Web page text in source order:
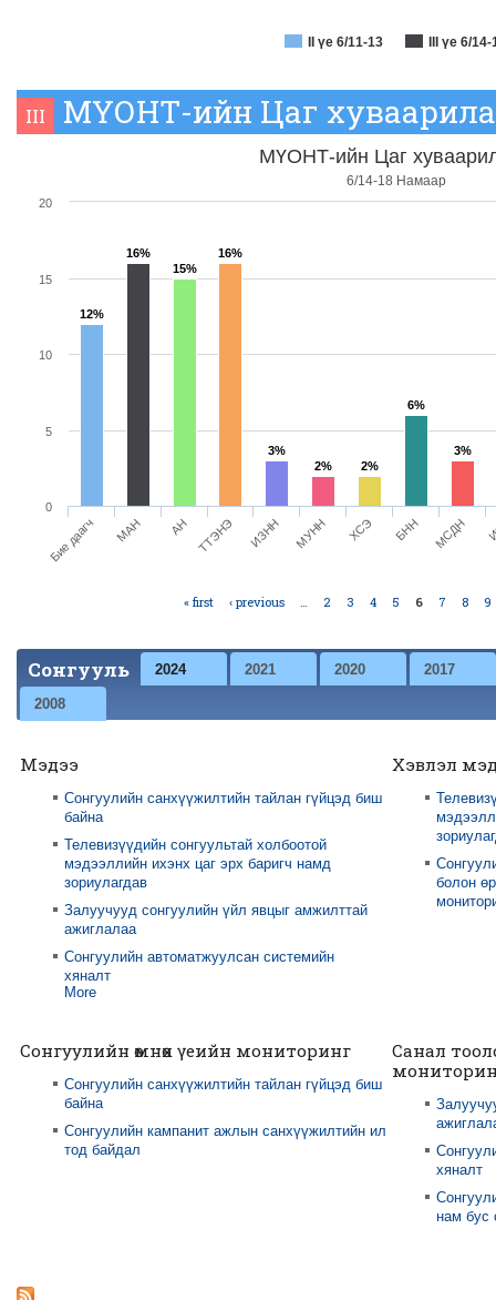
II үе 6/11-13 III үе 6/
III МҮОНТ-ийн Цаг
МҮОНТ-ийн Цаг
6/14-18 Намаар
12%
16%
15%
16%
3%
2%
2%
6%
3%
Бие даагч МАН АН ТТЭНЭ ИЗНН МУНН ХСЭ БНН МСДН
0
5
10
15
20
« first ‹ previous 2 3 4 5 6 7 8 9
Сонгууль 2024 2021 2020 2017
2008
Мэдээ
Сонгуулийн санхүүжилтийн тайлан гүйцэд биш
байна
Телевизүүдийн сонгуультай холбоотой
мэдээллийн ихэнх цаг эрх баригч намд
зориулагдав
Залуучууд сонгуулийн үйл явцыг амжилттай
ажиглалаа
Сонгуулийн автоматжуулсан системийн
хяналт
More
Хэвлэл
болон
Сонгуулийн өмнөх үеийн мониторинг
Сонгуулийн санхүүжилтийн тайлан гүйцэд биш
байна
Сонгуулийн кампанит ажлын санхүүжилтийн ил
тод байдал
Санал
хяналт
нам бус